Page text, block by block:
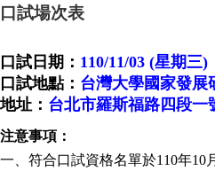
English
告
本
所
簡
介
口試場次表
口試日期： 110/11/03 (星期三)
口試地點： 台灣大學國家發展
地址： 台北市羅斯福路四段一
注意事項：
一、符合口試資格名單於110年10